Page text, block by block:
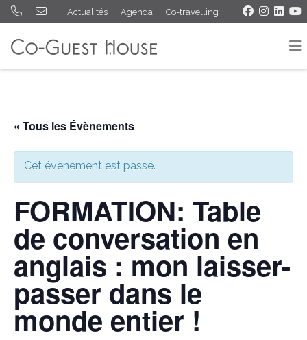
Actualités Agenda Co-travelling
« Tous les Évènements
Cet évènement est passé.
FORMATION: Table
de conversation en
anglais : mon laisser-
passer dans le
monde entier !